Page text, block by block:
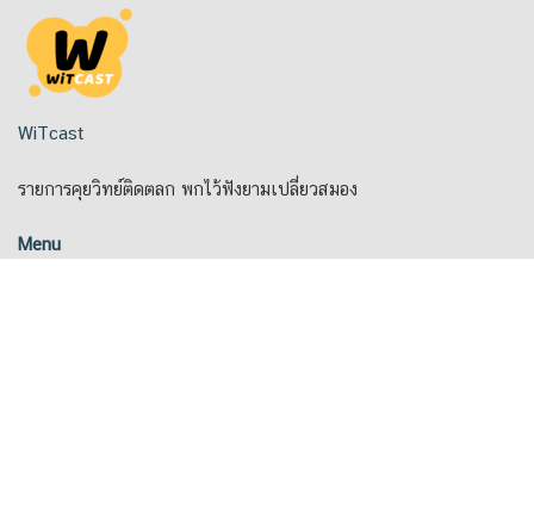
content
WiTcast
รายการคุยวิทย์ติดตลก พกไว้ฟังยามเปลี่ยวสมอง
Menu